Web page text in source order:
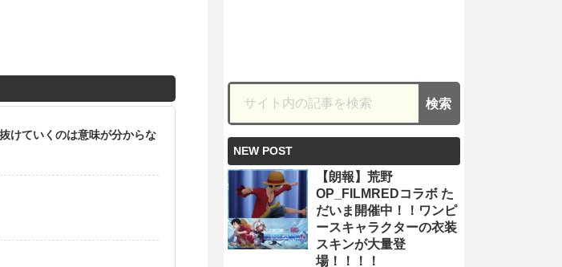
けていくのは意味が分からな
NEW POST
【朗報】荒野
OP_FILMREDコラボ た
だいま開催中！！ワンピ
ースキャラクターの衣装
スキンが大量登
場！！！！